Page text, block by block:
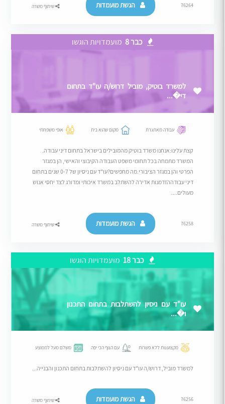
76264 הגשת מועמדות שיתוף משרה
כבר 8 מועמדויות הוגשו
למשרד בוטיק, מוביל דרוש/ה עו"ד בתחום
די�...
עבודה מאתגרת מקום שהוא בית אופי משפחתי
קצת עלינו:אנחנו משרד בוטיק מהמובילים בישראל בתחום דיני עבודה.
המשרד מתמחה בכל תחומי משפט העבודה הקיבוצי והאישי, הן במגזר
הפרטי והן במגזר הציבורי.מה מחפשים?עו"ד עם ניסיון של 0-7 שנים בתחום
דיני עבודההזדמנות אדירה להשתלב במשרד איכותי ומדורג לצד יחסי אנוש
מעולים....
76258 הגשת מועמדות שיתוף משרה
כבר 18 מועמדויות הוגשו
עו"ד עם ניסיון להשתלבות בתחום התכנון
ו�...
מקצוענות ללא פשרות עם הנוף הכי יפה משלם מעל לממוצע
למשרד מוביל, דרוש/ה עו"ד עם ניסיון להשתלבות בתחום התכנון והבנייה...
76256 הגשת מועמדות שיתוף משרה